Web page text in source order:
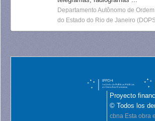
Departamento Autônomo de
do Estado do Rio de Janeiro
Proyecto
© Todos los
cbna Esta obra